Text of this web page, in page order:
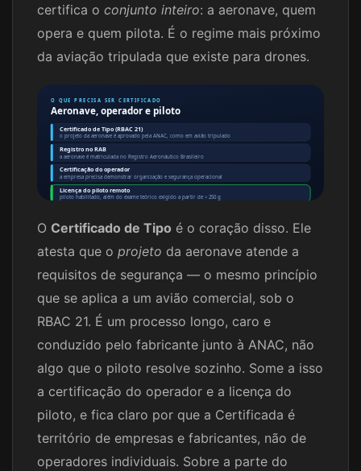
certifica o conjunto inteiro: a aeronave, quem
opera e quem pilota. É o regime mais próximo
da aviação tripulada que existe para drones.
O QUE PRECISA SER CERTIFICADO
Aeronave, operador e piloto
Certificado de Tipo (RBAC 21)
o projeto da aeronave é aprovado pela ANAC, como em avião tripulado
Registro no RAB
a aeronave é matriculada no Registro Aeronáutico Brasileiro
Certificação do operador
a empresa precisa demonstrar organização e segurança operacional
Licença do piloto remoto
piloto habilitado, além do exame teórico exigido a partir de > 250 g
O Certificado de Tipo é o coração disso. Ele
atesta que o projeto da aeronave atende a
requisitos de segurança — o mesmo princípio
que se aplica a um avião comercial, sob o
RBAC 21. É um processo longo, caro e
conduzido pelo fabricante junto à ANAC, não
algo que o piloto resolve sozinho. Some a isso
a certificação do operador e a licença do
piloto, e fica claro por que a Certificada é
território de empresas e fabricantes, não de
operadores individuais. Sobre a parte do